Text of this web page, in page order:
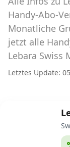
Abos für
Watches
Der gute
Handy-Abo-
Monatliche
jetzt alle
Lebara Swiss
Letztes Update: